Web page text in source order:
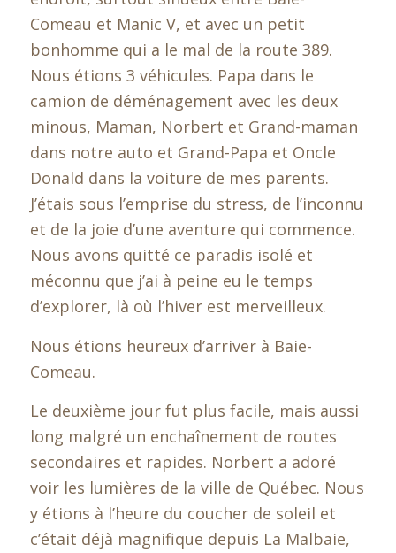
Comeau et Manic V, et avec un petit
bonhomme qui a le mal de la route 389.
Nous étions 3 véhicules. Papa dans le
camion de déménagement avec les deux
minous, Maman, Norbert et Grand-maman
dans notre auto et Grand-Papa et Oncle
Donald dans la voiture de mes parents.
J’étais sous l’emprise du stress, de l’inconnu
et de la joie d’une aventure qui commence.
Nous avons quitté ce paradis isolé et
méconnu que j’ai à peine eu le temps
d’explorer, là où l’hiver est merveilleux.
Nous étions heureux d’arriver à Baie-
Comeau.
Le deuxième jour fut plus facile, mais aussi
long malgré un enchaînement de routes
secondaires et rapides. Norbert a adoré
voir les lumières de la ville de Québec. Nous
y étions à l’heure du coucher de soleil et
c’était déjà magnifique depuis La Malbaie,